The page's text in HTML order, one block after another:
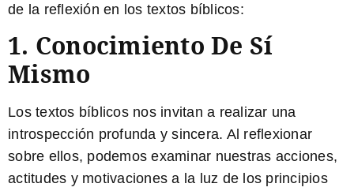
de la reflexión en los textos bíblicos:
1. Conocimiento De Sí
Mismo
Los textos bíblicos nos invitan a realizar una
introspección profunda y sincera. Al reflexionar
sobre ellos, podemos examinar nuestras acciones,
actitudes y motivaciones a la luz de los principios